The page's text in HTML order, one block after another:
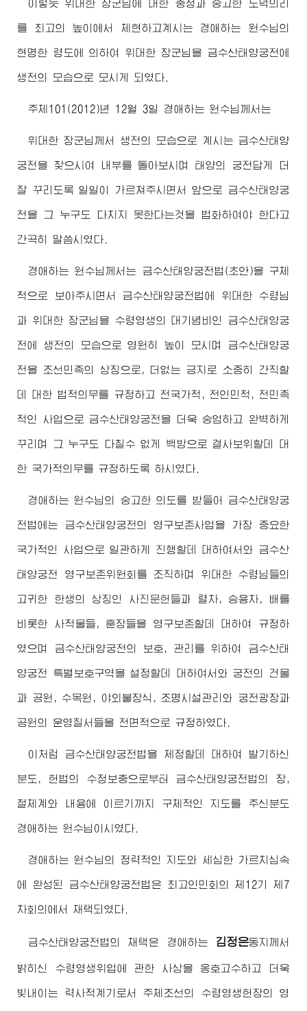
이렇듯 위대한 장군님에 대한 충정과 숭고한 도덕의리
를 최고의 높이에서 체현하고계시는 경애하는 원수님의
현명한 령도에 의하여 위대한 장군님을 금수산태양궁전에
생전의 모습으로 모시게 되였다.
주체101(2012)년 12월 3일 경애하는 원수님 께서는
위대한 장군님 께서 생전의 모습으로 계시는 금수산태양
궁전을 찾으시여 내부를 돌아보시며 태양의 궁전답게 더
잘 꾸리도록 일일이 가르쳐주시면서 앞으로 금수산태양궁
전을 그 누구도 다치지 못한다는것을 법화하여야 한다고
간곡히 말씀시였다.
경애하는 원수님 께서는 금수산태양궁전법(초안)을 구체
적으로 보아주시면서 금수산태양궁전법에 위대한 수령님
과 위대한 장군님을 수령영생의 대기념비인 금수산태양궁
전에 생전의 모습으로 영원히 높이 모시며 금수산태양궁
전을 조선민족의 상징으로, 더없는 긍지로 소중히 간직할
데 대한 법적의무를 규정하고 전국가적, 전인민적, 전민족
적인 사업으로 금수산태양궁전을 더욱 숭엄하고 완벽하게
꾸리며 그 누구도 다칠수 없게 백방으로 결사보위할데 대
한 국가적의무를 규정하도록 하시였다.
경애하는 원수님의 숭고한 의도를 받들어 금수산태양궁
전법에는 금수산태양궁전의 영구보존사업을 가장 중요한
국가적인 사업으로 일관하게 진행할데 대하여서와 금수산
태양궁전 영구보존위원회를 조직하며 위대한 수령님 들의
고귀한 한생의 상징인 사진문헌들과 렬차, 승용차, 배를
비롯한 사적물들, 훈장들을 영구보존할데 대하여 규정하
였으며 금수산태양궁전의 보호, 관리를 위하여 금수산태
양궁전 특별보호구역을 설정할데 대하여서와 궁전의 건물
과 공원, 수목원, 야외불장식, 조명시설관리와 궁전광장과
공원의 운영질서들을 전면적으로 규정하였다.
이처럼 금수산태양궁전법을 제정할데 대하여 발기하신
분도, 헌법의 수정보충으로부터 금수산태양궁전법의 장,
절체계와 내용에 이르기까지 구체적인 지도를 주신분도
경애하는 원수님 이시였다.
경애하는 원수님의 정력적인 지도와 세심한 가르치심속
에 완성된 금수산태양궁전법은 최고인민회의 제12기 제7
차회의에서 채택되였다.
금수산태양궁전법의 채택은 경애하는 김정은동지 께서
밝히신 수령영생위업에 관한 사상을 옹호고수하고 더욱
빛내이는 력사적계기로서 주체조선의 수령영생헌장의 영